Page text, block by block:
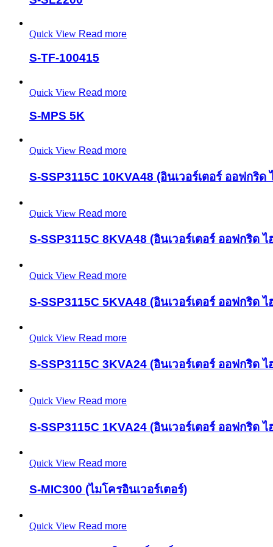
Quick View Read more
S-TF-100415
Quick View Read more
S-MPS 5K
Quick View Read more
S-SSP3115C 10KVA48 (อินเวอร์เตอร์ ออฟกริด
Quick View Read more
S-SSP3115C 8KVA48 (อินเวอร์เตอร์ ออฟกริด ไ
Quick View Read more
S-SSP3115C 5KVA48 (อินเวอร์เตอร์ ออฟกริด ไ
Quick View Read more
S-SSP3115C 3KVA24 (อินเวอร์เตอร์ ออฟกริด ไ
Quick View Read more
S-SSP3115C 1KVA24 (อินเวอร์เตอร์ ออฟกริด ไ
Quick View Read more
S-MIC300 (ไมโครอินเวอร์เตอร์)
Quick View Read more